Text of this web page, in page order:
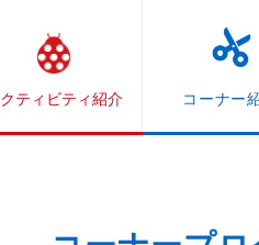
ティビティ紹介 コーナー